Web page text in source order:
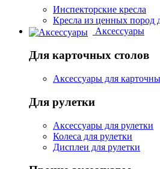
Инспекторские кресла
Кресла из ценных пород
Аксессуары
Для карточных столов
Аксессуары для
Для рулетки
Аксессуары для рулетки
Колеса для рулетки
Дисплеи для рулетки